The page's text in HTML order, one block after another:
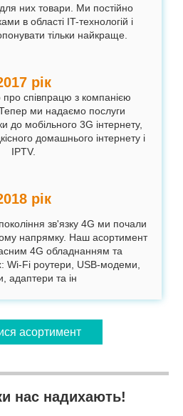
для них товари. Ми постійно
в області IT-технологій і
тільки найкраще.
рік
про співпрацю з компанією
ми надаємо послуги
до мобільного 3G інтернету,
домашнього інтернету і
IPTV.
рік
зв'язку 4G ми почали
напрямку. Наш асортимент
4G обладнанням та
Wi-Fi роутери, USB-модеми,
адаптери та ін
асортимент
нас надихають!